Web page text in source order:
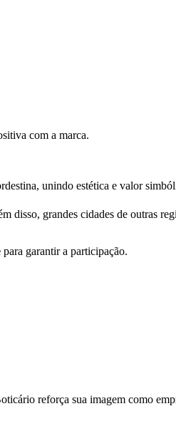
com a marca.
unindo estética e valor
disso, grandes cidades de outras
para garantir a participação.
reforça sua imagem como